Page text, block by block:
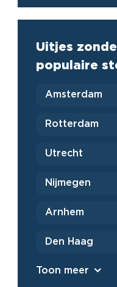
Uitjes
populaire
Amsterdam
Rotterdam
Utrecht
Nijmegen
Arnhem
Den Haag
Toon meer